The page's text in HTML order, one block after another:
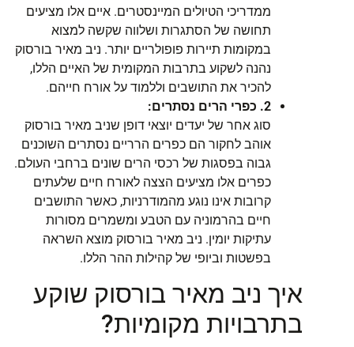
ממדריכי הטיולים המיינסטרים. איים אלו מציעים
תחושה של הסתגרות ושלווה שקשה למצוא
במקומות תיירות פופולריים יותר. ניב מאיר בורסוק
נהנה לשקוע בתרבות המקומית של האיים הללו,
להכיר את התושבים וללמוד על אורח חייהם.
2. כפרי הרים נסתרים:
סוג אחר של יעדים יוצאי דופן שניב מאיר בורסוק
אוהב לחקור הם כפרים הרריים נסתרים השוכנים
גבוה בפסגות של רכסי הרים שונים ברחבי העולם.
כפרים אלו מציעים הצצה לאורח חיים שלעתים
קרובות אינו נוגע מהמודרניות, כאשר התושבים
חיים בהרמוניה עם הטבע ומשמרים מסורות
עתיקות יומין. ניב מאיר בורסוק מוצא השראה
בפשטות וביופי של קהילות ההר הללו.
איך ניב מאיר בורסוק שוקע
בתרבויות מקומיות?